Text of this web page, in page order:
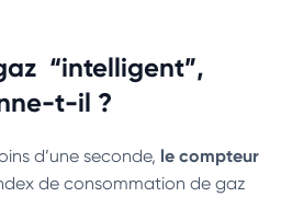
“intelligent”,
t-il ?
d’une seconde, le compteur
de consommation de gaz